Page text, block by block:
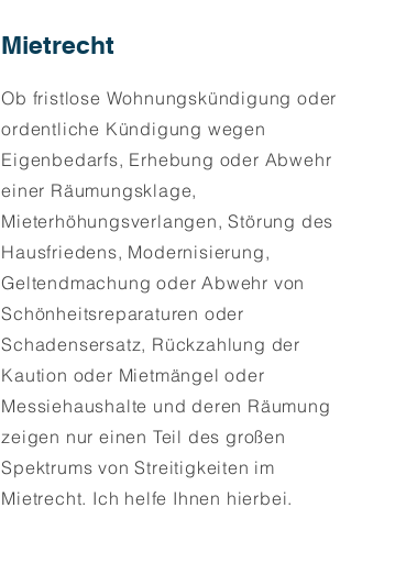
Mietrecht
Ob fristlose Wohnungskündigung oder
ordentliche Kündigung wegen
Eigenbedarfs, Erhebung oder Abwehr
einer Räumungsklage,
Mieterhöhungsverlangen, Störung des
Hausfriedens, Modernisierung,
Geltendmachung oder Abwehr von
Schönheitsreparaturen oder
Schadensersatz, Rückzahlung der
Kaution oder Mietmängel oder
Messiehaushalte und deren Räumung
zeigen nur einen Teil des großen
Spektrums von Streitigkeiten im
Mietrecht. Ich helfe Ihnen hierbei.